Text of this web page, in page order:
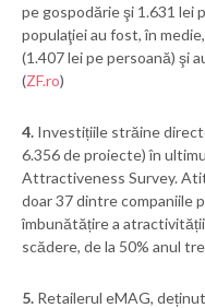
pe gospodărie şi 1.631 lei
populaţiei au fost, în
(1.407 lei pe persoană) şi
(ZF.ro)
4. Investițiile străine
6.356 de proiecte) în
Attractiveness Survey.
doar 37 dintre companiile
îmbunătățire a
scădere, de la 50% anul
5. Retailerul eMAG,